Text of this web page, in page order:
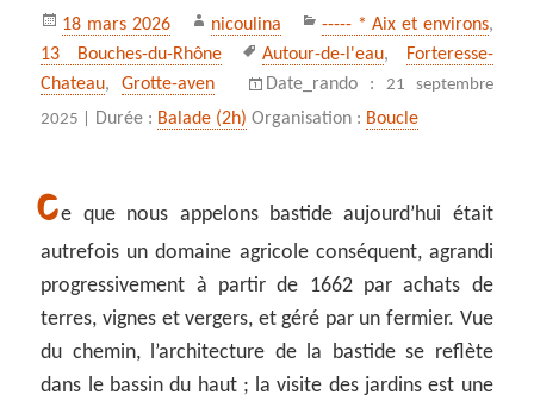
Publié
le
18 mars 2026 Auteur
nicoulina Catégories
----- * Aix et environs,
13 Bouches-du-Rhône
Mots-
clés
Autour-de-l'eau,
Forteresse-
Chateau,Grotte-aven Date_rando : 21 septembre
2025 |
Durée : Balade (2h) Organisation : Boucle
Ce que nous appelons bastide aujourd’hui était
autrefois un domaine agricole conséquent, agrandi
progressivement à partir de 1662 par achats de
terres, vignes et vergers, et géré par un fermier. Vue
du chemin, l’architecture de la bastide se reflète
dans le bassin du haut ; la visite des jardins est une